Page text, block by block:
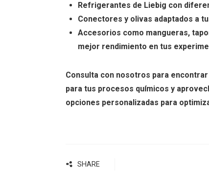
Refrigerantes de Liebig con
Conectores y olivas adaptados a
Accesorios como mangueras,
mejor rendimiento en tus
Consulta con nosotros para
para tus procesos químicos y
opciones personalizadas para
SHARE